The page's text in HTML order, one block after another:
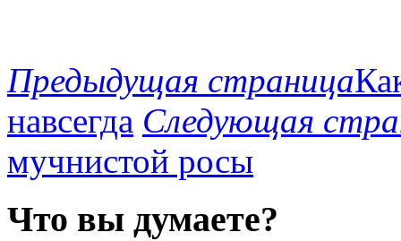
Предыдущая страница
навсегда Следующая
мучнистой росы
Что вы думаете?